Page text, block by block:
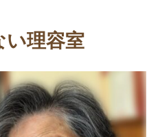
い理容室